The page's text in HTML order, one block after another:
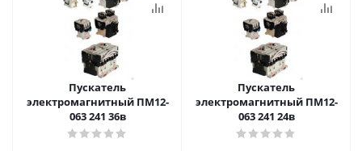
Пускатель
электромагнитный ПМ12-
063 241 36в
Пускатель
электромагнитный ПМ12-
063 241 24в